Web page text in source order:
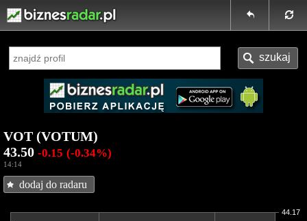
VOT (VOTUM)
43.50 -0.15 (-0.34%)
14:14
dodaj do radaru
44.17